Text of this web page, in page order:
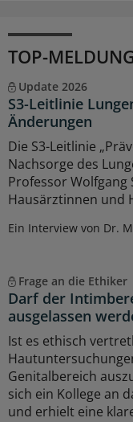
TOP-
Update 2026
S3-Leitlinie
Änderungen
Die S3-Leitlinie
Nachsorge des
Professor
Hausärztinnen und
Ein Interview von Dr.
Frage an die Ethiker
Darf der
ausgelassen
Ist es ethisch
Genitalbereich
sich ein Kollege an
und erhielt eine